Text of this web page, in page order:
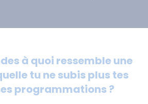
à quoi ressemble une
tu ne subis plus tes
programmations ?